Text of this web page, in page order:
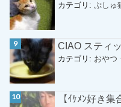
カテゴリ:ぷしゅ
CIAO スティ
カテゴリ: おやつ
【ｲｹﾒﾝ好き